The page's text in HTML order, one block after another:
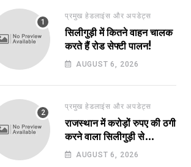
प्रमुख हेडलाइंस और अपडेट्स
सिलीगुड़ी में कितने वाहन चालक
करते हैं रोड सेफ्टी पालन!
AUGUST 6, 2026
प्रमुख हेडलाइंस और अपडेट्स
राजस्थान में करोड़ों रुपए की ठगी
करने वाला सिलीगुड़ी से
गिरफ्तार!
AUGUST 6, 2026